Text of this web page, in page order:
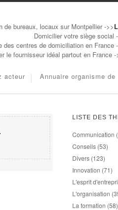
de bureaux, locaux sur Montpellier ->>
Domicilier votre siège social
des centres de domiciliation en France
le fournisseur idéal partout en France -
acteur Annuaire organisme de
LISTE DES
Communication
Conseils (53)
Divers (123)
Innovation (71)
L'esprit
L'organisation
La formation (58)